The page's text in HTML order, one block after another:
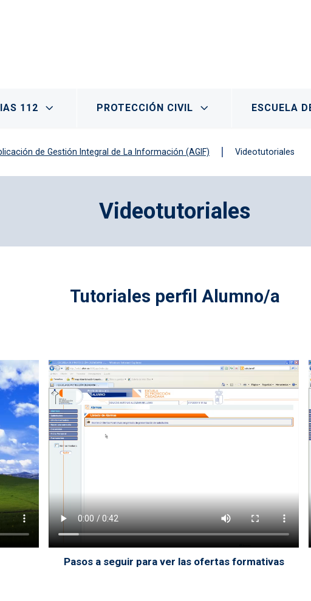
112 PROTECCIÓN CIVIL ESCUELA
de Gestión Integral de La Información (AGIF) Videotutoriales
Videotutoriales
Tutoriales perfil Alumno/a
Archivo de vídeo
Pasos a seguir para ver las ofertas formativas